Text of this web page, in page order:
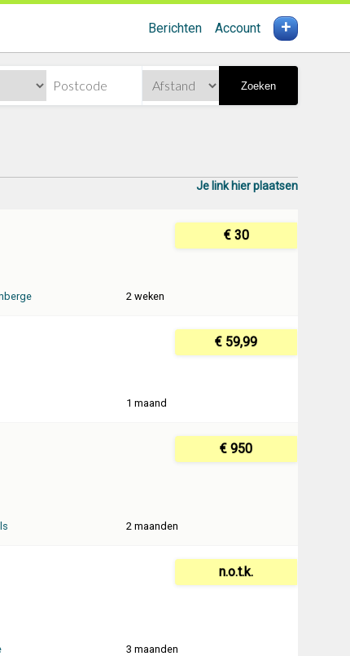
Berichten Account +
Zoeken
Je link hier plaatsen
€ 30
2 weken
€ 59,99
1 maand
€ 950
2 maanden
n.o.t.k.
3 maanden